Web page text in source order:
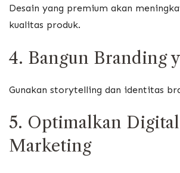
Desain yang premium akan
kualitas produk.
4. Bangun Branding
Gunakan storytelling dan identitas
5. Optimalkan Digital
Marketing